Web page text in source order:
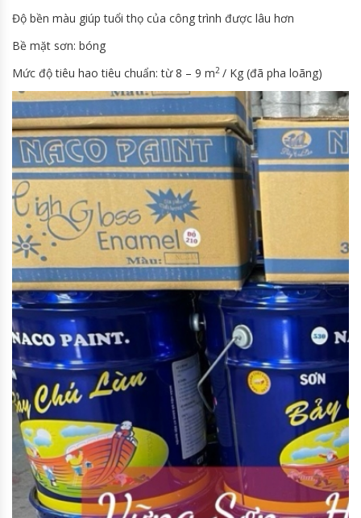
Độ bền màu giúp tuổi thọ của công trình được lâu hơn
Bề mặt sơn: bóng
Mức độ tiêu hao tiêu chuẩn: từ 8 – 9 m2 / Kg (đã pha loãng)